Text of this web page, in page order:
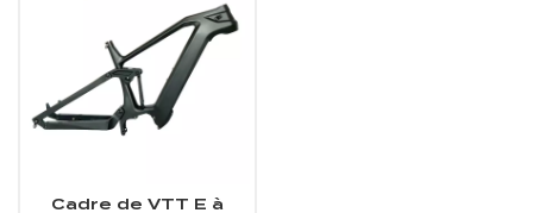
Cadre de VTT E à